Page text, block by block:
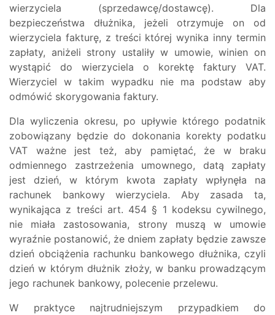
wierzyciela (sprzedawcę/dostawcę). Dla
bezpieczeństwa dłużnika, jeżeli otrzymuje on od
wierzyciela fakturę, z treści której wynika inny termin
zapłaty, aniżeli strony ustaliły w umowie, winien on
wystąpić do wierzyciela o korektę faktury VAT.
Wierzyciel w takim wypadku nie ma podstaw aby
odmówić skorygowania faktury.
Dla wyliczenia okresu, po upływie którego podatnik
zobowiązany będzie do dokonania korekty podatku
VAT ważne jest też, aby pamiętać, że w braku
odmiennego zastrzeżenia umownego, datą zapłaty
jest dzień, w którym kwota zapłaty wpłynęła na
rachunek bankowy wierzyciela. Aby zasada ta,
wynikająca z treści art. 454 § 1 kodeksu cywilnego,
nie miała zastosowania, strony muszą w umowie
wyraźnie postanowić, że dniem zapłaty będzie zawsze
dzień obciążenia rachunku bankowego dłużnika, czyli
dzień w którym dłużnik złoży, w banku prowadzącym
jego rachunek bankowy, polecenie przelewu.
W praktyce najtrudniejszym przypadkiem do